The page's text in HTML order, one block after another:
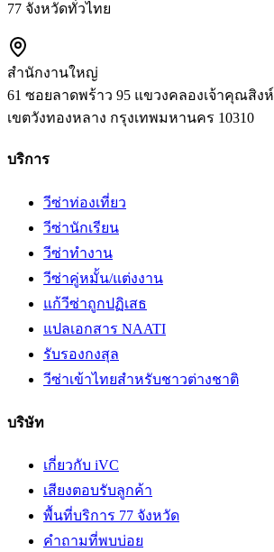
77 จังหวัดทั่วไทย
สำนักงานใหญ่
61 ซอยลาดพร้าว 95 แขวงคลองเจ้าคุณสิงห์
เขตวังทองหลาง กรุงเทพมหานคร 10310
บริการ
วีซ่าท่องเที่ยว
วีซ่านักเรียน
วีซ่าทำงาน
วีซ่าคู่หมั้น/แต่งงาน
แก้วีซ่าถูกปฏิเสธ
แปลเอกสาร NAATI
รับรองกงสุล
วีซ่าเข้าไทยสำหรับชาวต่างชาติ
บริษัท
เกี่ยวกับ iVC
เสียงตอบรับลูกค้า
พื้นที่บริการ 77 จังหวัด
คำถามที่พบบ่อย